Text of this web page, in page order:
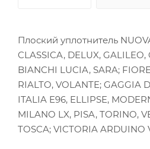
Плоский уплотнитель
CLASSICA, DELUX,
BIANCHI LUCIA, SARA;
RIALTO, VOLANTE; GAGGIA
ITALIA E96, ELLIPSE,
MILANO LX, PISA, TORINO,
TOSCA; VICTORIA ARDUINO